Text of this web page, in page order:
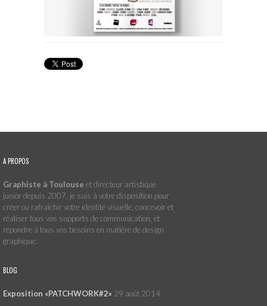
A PROPOS
Graphiste à Toulouse et directeur artistique
junior depuis 2007, je suis à votre disposition pour
créer ou rafraîchir votre identité visuelle, concevoir et
réaliser tous vos supports de communication, et
répondre à tous vos besoins en matière de design
graphique.
BLOG
Exposition «PATCHWORK#2» 29 août 2014